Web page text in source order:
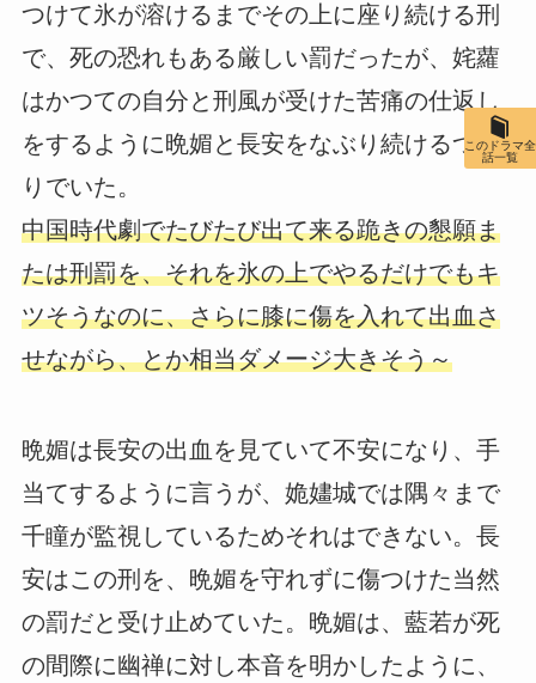
つけて氷が溶けるまでその上に座り続ける刑
で、死の恐れもある厳しい罰だったが、姹蘿
はかつての自分と刑風が受けた苦痛の仕返し
をするように晩媚と長安をなぶり続けるつも
りでいた。
中国時代劇でたびたび出て来る跪きの懇願ま
たは刑罰を、それを氷の上でやるだけでもキ
ツそうなのに、さらに膝に傷を入れて出血さ
せながら、とか相当ダメージ大きそう～
晩媚は長安の出血を見ていて不安になり、手
当てするように言うが、姽嫿城では隅々まで
千瞳が監視しているためそれはできない。長
安はこの刑を、晩媚を守れずに傷つけた当然
の罰だと受け止めていた。晩媚は、藍若が死
の間際に幽禅に対し本音を明かしたように、
このドラマ全
話一覧